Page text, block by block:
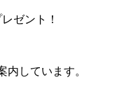
ゼント！
内しています。